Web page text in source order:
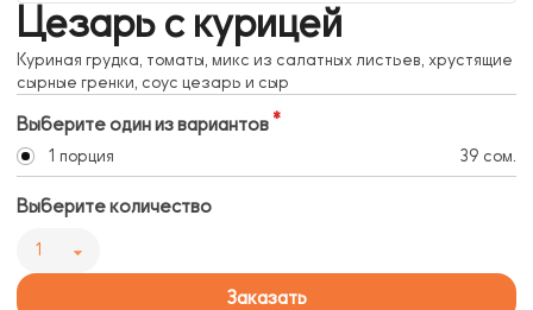
Цезарь с курицей
Куриная грудка, томаты, микс из салатных листьев, хрустящие
сырные гренки, соус цезарь и сыр
Выберите один из вариантов
1 порция 39 сом.
Выберите количество
1
Заказать